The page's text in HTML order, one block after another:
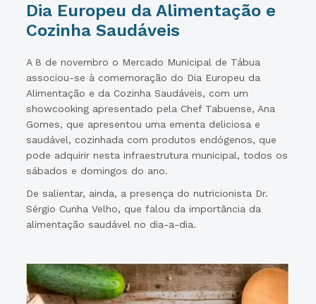
Dia Europeu da Alimentação e
Cozinha Saudáveis
A 8 de novembro o Mercado Municipal de Tábua
associou-se à comemoração do Dia Europeu da
Alimentação e da Cozinha Saudáveis, com um
showcooking apresentado pela Chef Tabuense, Ana
Gomes, que apresentou uma ementa deliciosa e
saudável, cozinhada com produtos endógenos, que
pode adquirir nesta infraestrutura municipal, todos os
sábados e domingos do ano.
De salientar, ainda, a presença do nutricionista Dr.
Sérgio Cunha Velho, que falou da importância da
alimentação saudável no dia-a-dia.